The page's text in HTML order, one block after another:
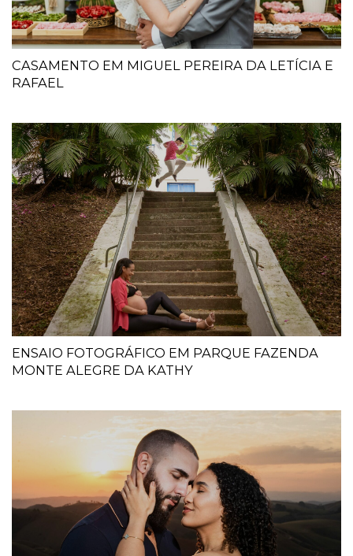
CASAMENTO EM MIGUEL PEREIRA DA LETÍCIA E
RAFAEL
ENSAIO FOTOGRÁFICO EM PARQUE FAZENDA
MONTE ALEGRE DA KATHY